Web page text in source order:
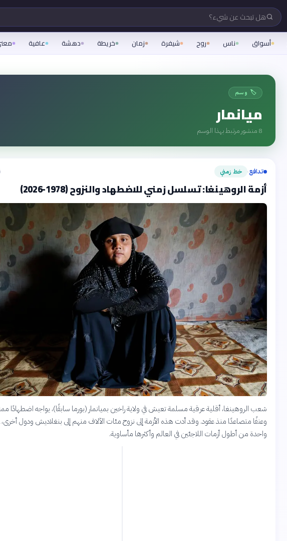
هل تبحث عن شيء؟
أسواق ناس روح شيفرة زمان خريطة دهشة عافية
🏷️ وسم
ميانمار
8 منشور مرتبط بهذا الوسم
تدافع› خط زمني
أزمة الروهينغا: تسلسل زمني للاضطهاد والنزوح (1978-2026)
شعب الروهينغا، أقلية عرقية مسلمة تعيش في ولاية راخين بميانمار (بورما سابقًا)، يواجه اضطهادًا
وعنفًا متصاعدًا منذ عقود. وقد أدت هذه الأزمة إلى نزوح مئات الآلاف منهم إلى بنغلاديش ودول أخرى،
واحدة من أطول أزمات اللاجئين في العالم وأكثرها مأساوية.